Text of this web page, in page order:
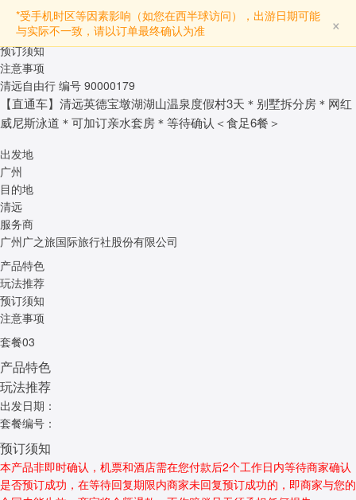
*受手机时区等因素影响（如您在西半球访问），出游日期可能
与实际不一致，请以订单最终确认为准
×
产品特色
玩法推荐
预订须知
注意事项
清远自由行 编号 90000179
【直通车】清远英德宝墩湖湖山温泉度假村3天＊别墅拆分房＊网红
威尼斯泳道＊可加订亲水套房＊等待确认＜食足6餐＞
出发地
广州
目的地
清远
服务商
广州广之旅国际旅行社股份有限公司
产品特色
玩法推荐
预订须知
注意事项
套餐03
产品特色
玩法推荐
出发日期：
套餐编号：
预订须知
本产品非即时确认，机票和酒店需在您付款后2个工作日内等待商家确认
是否预订成功，在等待回复期限内商家未回复预订成功的，即商家与您的